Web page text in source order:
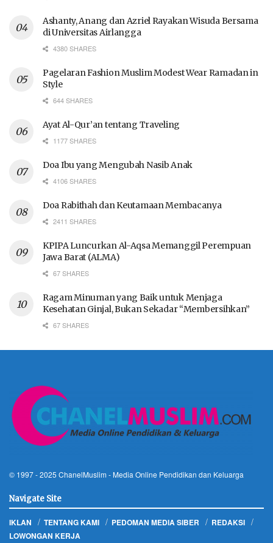
Ashanty, Anang dan Azriel Rayakan Wisuda Bersama
di Universitas Airlangga
4380 SHARES
Pagelaran Fashion Muslim Modest Wear Ramadan in
Style
644 SHARES
Ayat Al-Qur’an tentang Traveling
1177 SHARES
Doa Ibu yang Mengubah Nasib Anak
4106 SHARES
Doa Rabithah dan Keutamaan Membacanya
2411 SHARES
KPIPA Luncurkan Al-Aqsa Memanggil Perempuan
Jawa Barat (ALMA)
67 SHARES
Ragam Minuman yang Baik untuk Menjaga
Kesehatan Ginjal, Bukan Sekadar “Membersihkan”
67 SHARES
© 1997 - 2025 ChanelMuslim - Media Online Pendidikan dan Keluarga
Navigate Site
IKLAN TENTANG KAMI PEDOMAN MEDIA SIBER
REDAKSI
LOWONGAN KERJA